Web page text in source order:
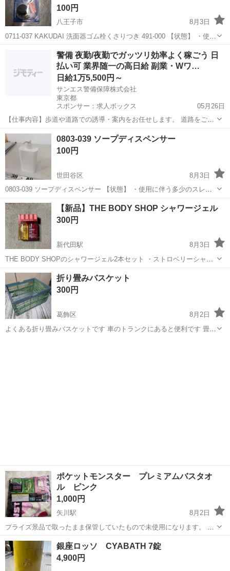
100円
八王子市
8月3日
0711-037 KAKUDAI 洗面器ゴム栓くさりつき 491-000 【状態】 ・使用
に伴う多少のスレ、キズ、落としきれない汚れなどございます ・詳細
は現地でご確認ください ・お値引きは出来かねますのでご...
八王子市 家庭用品 くさり
警備 夜勤/夜勤でガッツリ効率よく稼ごう 日
払い可 業界随一の高日給 副業・Wワ…
日給1万5,500円～
サンエス警備保障株式会社
東京都
スポンサー：求人ボックス
05月26日
【仕事内容】歩道や道路での誘導・案内をお任せします。 道路をご利
用される車両や歩行者の方が安全に安心して通行するために適切に誘
導してください。 勤務地へは直行直帰OKです! <未経験でも安心!!> 丁
寧な研修20hで基本的な知識を...
アルバイト・パート
0803-039 ソープディスペンサー
100円
世田谷区
8月3日
0803-039 ソープディスペンサー 【状態】 ・使用に伴う多少のスレ、
キズ、落としきれない汚れなどございます ・詳細は現地でご確認くだ
さい ・お値引きは出来かねますのでご了承願います ※中古品のため、
状...
東京 世田谷区 家庭用品 ディスペンサー
【新品】THE BODY SHOP シャワージェル
300円
新代田駅
8月3日
THE BODY SHOPのシャワージェル2本セット ・ストロベリーシャワ
ージェル 60ml ・マンゴーシャワージェル 60ml 暗所にて保管して
おりましたが、断捨離のため出品します。 未開封ですが個人保管品で
すので、ご理...
東京 世田谷区 新代田駅 家庭用品
折り畳みバスケット
300円
葛飾区
8月2日
よくある折り畳みバスケットです 車のトランクにあると便利です 畳ん
ポケットモンスター プレミアムバスタオ
ル ピンク
1,000円
矢川駅
8月2日
プライズ景品で取ったまま保管していたもので未使用になります。 そ
の他の物とまとめ買いしていただけたら割引致します。 8/9（日）まで
の掲載となります。
東京 国立市 矢川駅 ポケットモンスター
銀座ロッソ CYABATH 7錠
4,900円